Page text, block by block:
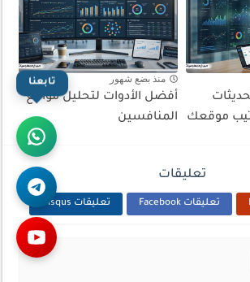
موقعك
منذ بضع شهور
أفضل الأدوات لتحليل مواقع
المنافسين
تعليقات
تعليقات Facebook تعليقات Disqus
تابعنا